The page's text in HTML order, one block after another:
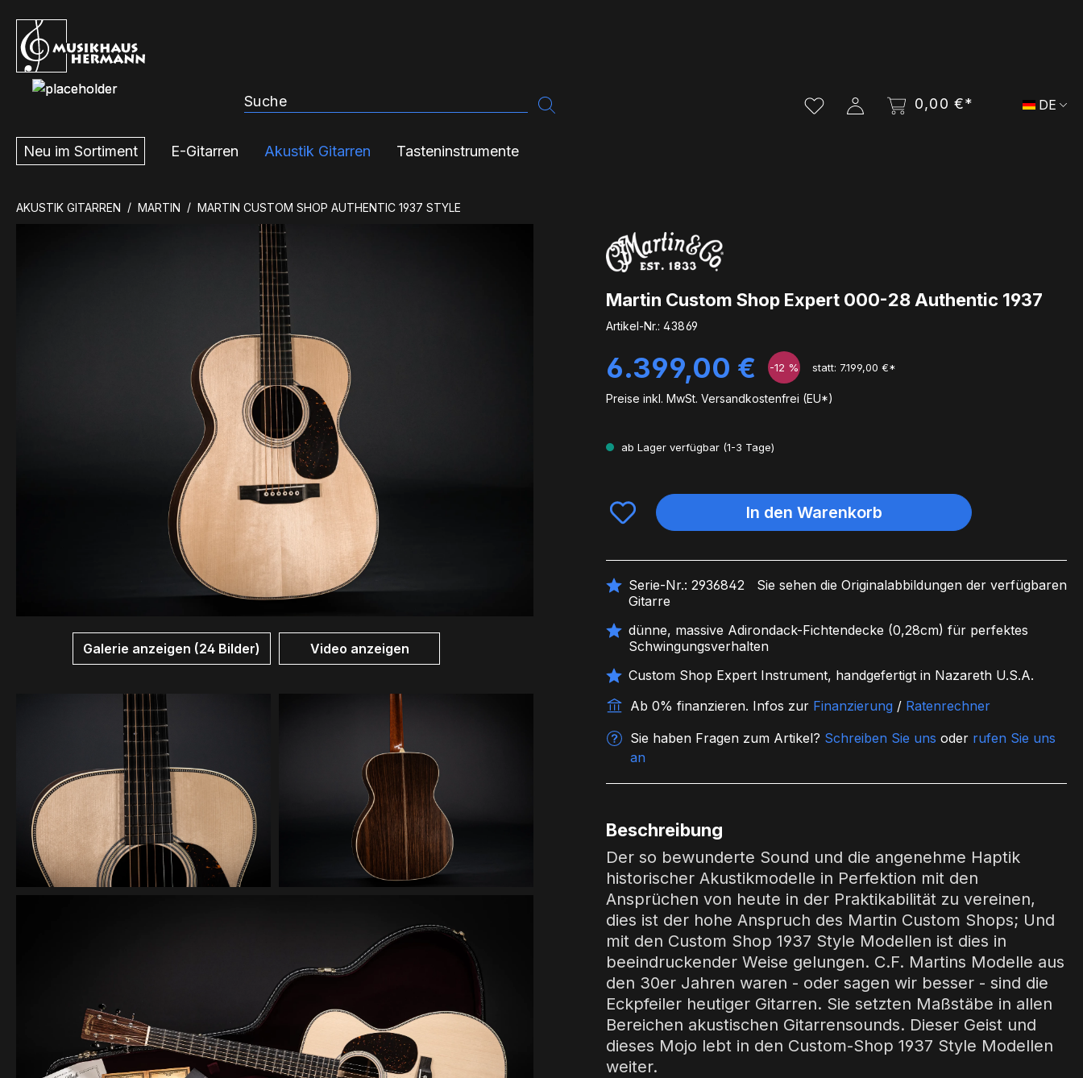
Hauptinhalt springen
Zur Suche springen
Zur Hauptnavigation springen
0,00 €* DE
Neu im Sortiment E-Gitarren Akustik Gitarren Tasteninstrumente
AKUSTIK GITARREN MARTIN MARTIN CUSTOM SHOP AUTHENTIC 1937 STYLE
Galerie anzeigen (24 Bilder) Video anzeigen
Martin Custom Shop Expert 000-28 Authentic 1937
Artikel-Nr.: 43869
Verkaufspreis:
6.399,00 € -12 % statt: 7.199,00 €*
Preise inkl. MwSt. Versandkostenfrei (EU*)
ab Lager verfügbar (1-3 Tage)
In den Warenkorb
Serie-Nr.: 2936842 Sie sehen die Originalabbildungen der verfügbaren
Gitarre
dünne, massive Adirondack-Fichtendecke (0,28cm) für perfektes
Schwingungsverhalten
Custom Shop Expert Instrument, handgefertigt in Nazareth U.S.A.
Ab 0% finanzieren. Infos zur Finanzierung / Ratenrechner
Sie haben Fragen zum Artikel? Schreiben Sie uns oder rufen Sie uns
an
Beschreibung
Der so bewunderte Sound und die angenehme Haptik
historischer Akustikmodelle in Perfektion mit den
Ansprüchen von heute in der Praktikabilität zu vereinen,
dies ist der hohe Anspruch des Martin Custom Shops; Und
mit den Custom Shop 1937 Style Modellen ist dies in
beeindruckender Weise gelungen. C.F. Martins Modelle aus
den 30er Jahren waren - oder sagen wir besser - sind die
Eckpfeiler heutiger Gitarren. Sie setzten Maßstäbe in allen
Bereichen akustischen Gitarrensounds. Dieser Geist und
dieses Mojo lebt in den Custom-Shop 1937 Style Modellen
weiter.